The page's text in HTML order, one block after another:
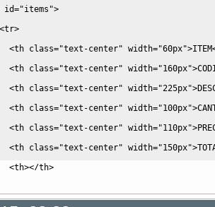
center"
center"
center"
center"
center"
center"
th>